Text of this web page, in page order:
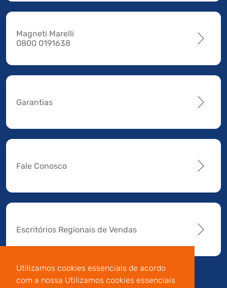
Utilizamos cookies essenciais de acordo
com a nossa Utilizamos cookies essenciais
Magneti Marelli
0800 0191638
Garantias
Fale Conosco
Escritórios Regionais de Vendas